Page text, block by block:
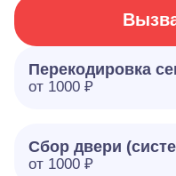
Перекодировка
от 1000 ₽
Сбор двери
от 1000 ₽